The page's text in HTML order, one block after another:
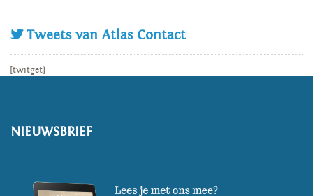
Tweets van Atlas Contact
[twitget]
NIEUWSBRIEF